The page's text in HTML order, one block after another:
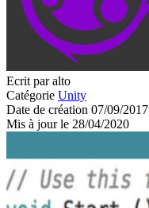
Ecrit par alto
Catégorie Unity
Date de création 07/09/2017
Mis à jour le 28/04/2020